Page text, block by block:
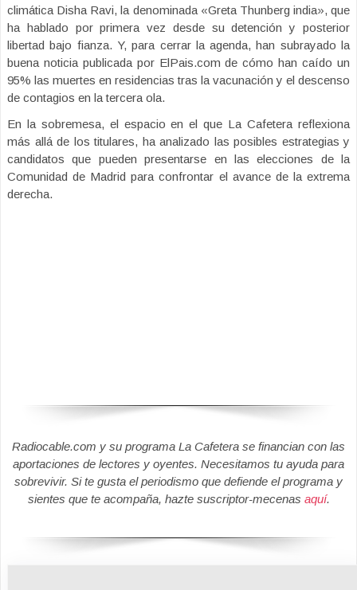
climática Disha Ravi, la denominada «Greta Thunberg india», que
ha hablado por primera vez desde su detención y posterior
libertad bajo fianza. Y, para cerrar la agenda, han subrayado la
buena noticia publicada por ElPais.com de cómo han caído un
95% las muertes en residencias tras la vacunación y el descenso
de contagios en la tercera ola.
En la sobremesa, el espacio en el que La Cafetera reflexiona
más allá de los titulares, ha analizado las posibles estrategias y
candidatos que pueden presentarse en las elecciones de la
Comunidad de Madrid para confrontar el avance de la extrema
derecha.
Radiocable.com y su programa La Cafetera se financian con las
aportaciones de lectores y oyentes. Necesitamos tu ayuda para
sobrevivir. Si te gusta el periodismo que defiende el programa y
sientes que te acompaña, hazte suscriptor-mecenas aquí.